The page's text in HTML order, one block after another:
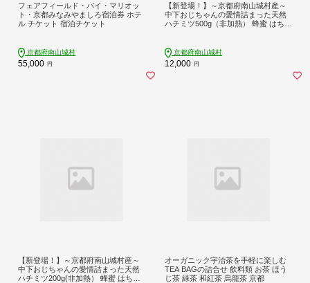
フェアフィールド・バイ・マリオッ
ト・京都みなみやましろ宿泊券 ホテ
ル チケット 宿泊チケット
京都府南山城村
55,000 円
【新登場！】～京都府南山城村産～
中下おじちゃんの愛情詰まった天然
ハチミツ500g（非加熱） 蜂蜜 はちみ
京都府南山城村
12,000 円
【新登場！】～京都府南山城村産～
中下おじちゃんの愛情詰まった天然
ハチミツ200g(非加熱） 蜂蜜 はちみ
オーガニック宇治茶を手軽に楽しむ
TEA BAGの詰合せ 飲料類 お茶 ほう
じ茶 緑茶 和紅茶 烏龍茶 京都